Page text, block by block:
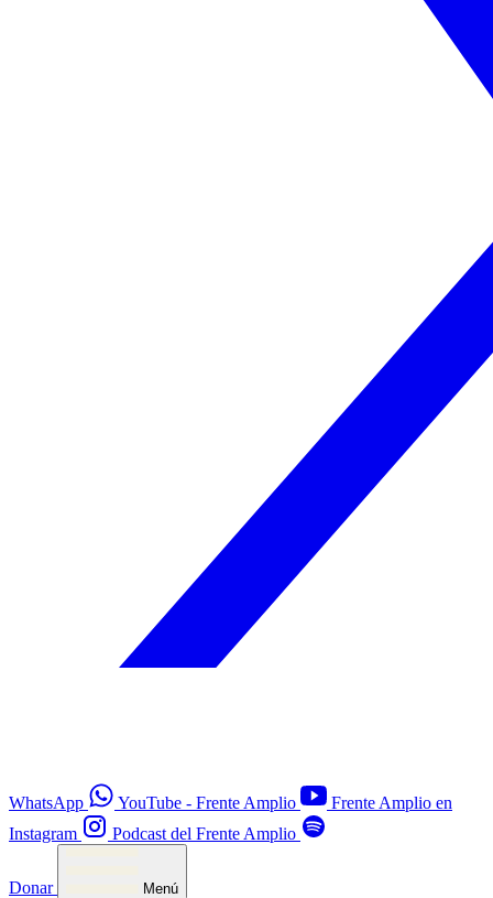
WhatsApp YouTube - Frente Amplio
Frente Amplio en
Instagram
Podcast del Frente Amplio
Donar Menú